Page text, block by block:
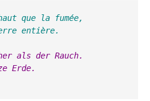
que la fumée,
la terre entière.
als der Rauch.